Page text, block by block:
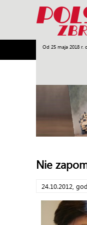
Od 25 maja 2018 r.
Armia
Nie
24.10.2012,